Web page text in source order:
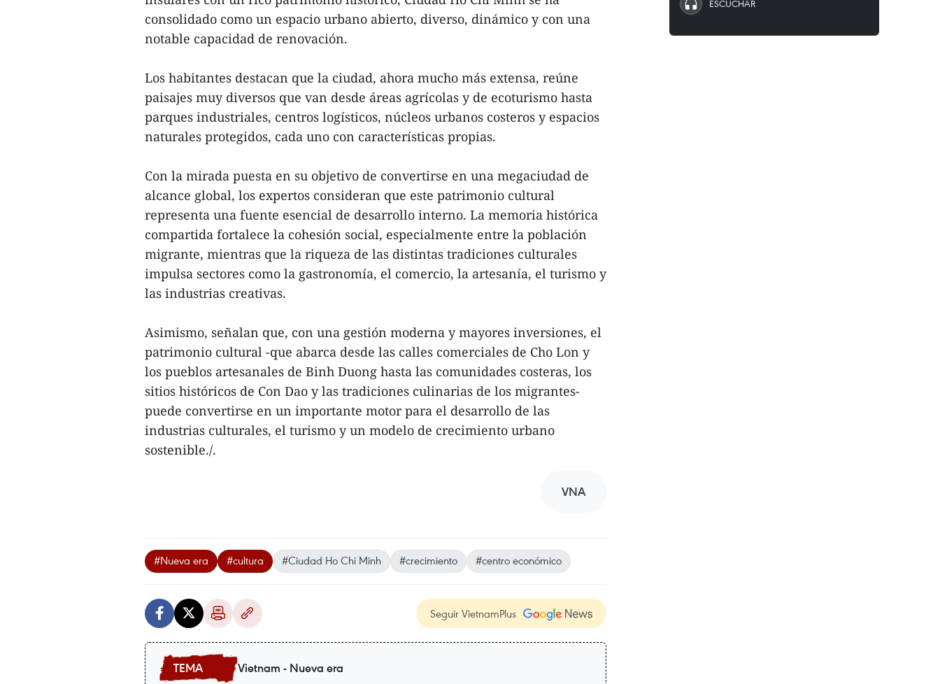
consolidado como un espacio urbano abierto, diverso, dinámico y con una
notable capacidad de renovación.
Los habitantes destacan que la ciudad, ahora mucho más extensa, reúne
paisajes muy diversos que van desde áreas agrícolas y de ecoturismo hasta
parques industriales, centros logísticos, núcleos urbanos costeros y espacios
naturales protegidos, cada uno con características propias.
Con la mirada puesta en su objetivo de convertirse en una megaciudad de
alcance global, los expertos consideran que este patrimonio cultural
representa una fuente esencial de desarrollo interno. La memoria histórica
compartida fortalece la cohesión social, especialmente entre la población
migrante, mientras que la riqueza de las distintas tradiciones culturales
impulsa sectores como la gastronomía, el comercio, la artesanía, el turismo y
las industrias creativas.
Asimismo, señalan que, con una gestión moderna y mayores inversiones, el
patrimonio cultural -que abarca desde las calles comerciales de Cho Lon y
los pueblos artesanales de Binh Duong hasta las comunidades costeras, los
sitios históricos de Con Dao y las tradiciones culinarias de los migrantes-
puede convertirse en un importante motor para el desarrollo de las
industrias culturales, el turismo y un modelo de crecimiento urbano
sostenible./.
VNA
#Nueva era #cultura #Ciudad Ho Chi Minh #crecimiento #centro económico
Seguir VietnamPlus
Vietnam - Nueva era
ESCUCHAR